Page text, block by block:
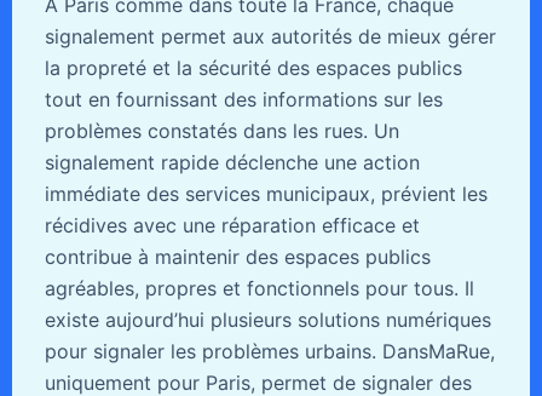
signalement permet aux autorités de mieux gérer
la propreté et la sécurité des espaces publics
tout en fournissant des informations sur les
problèmes constatés dans les rues. Un
signalement rapide déclenche une action
immédiate des services municipaux, prévient les
récidives avec une réparation efficace et
contribue à maintenir des espaces publics
agréables, propres et fonctionnels pour tous. Il
existe aujourd’hui plusieurs solutions numériques
pour signaler les problèmes urbains. DansMaRue,
uniquement pour Paris, permet de signaler des